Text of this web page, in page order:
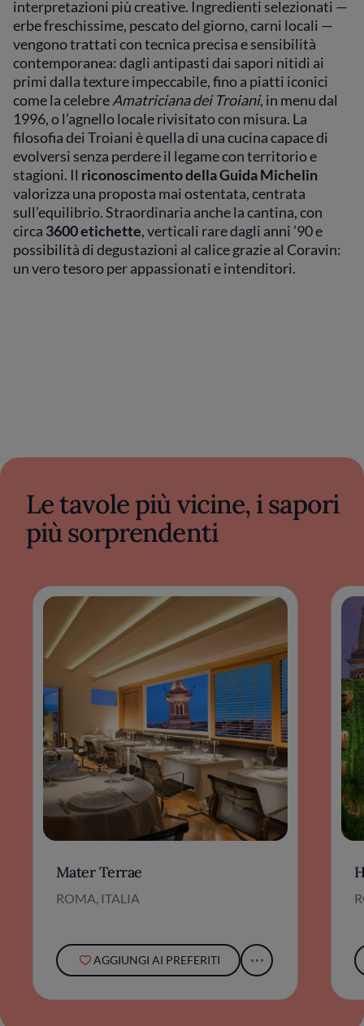
interpretazioni più creative. Ingredienti selezionati —
erbe freschissime, pescato del giorno, carni locali —
vengono trattati con tecnica precisa e sensibilità
contemporanea: dagli antipasti dai sapori nitidi ai
primi dalla texture impeccabile, fino a piatti iconici
come la celebreAmatriciana dei Troiani, in menu dal
1996, o l’agnello locale rivisitato con misura. La
filosofia dei Troiani è quella di una cucina capace di
evolversi senza perdere il legame con territorio e
stagioni. Il riconoscimento della Guida Michelin
valorizza una proposta mai ostentata, centrata
sull’equilibrio. Straordinaria anche la cantina, con
circa 3600 etichette, verticali rare dagli anni ’90 e
possibilità di degustazioni al calice grazie al Coravin:
un vero tesoro per appassionati e intenditori.
Le tavole più vicine, i sapori
più sorprendenti
Mater Terrae
ROMA, ITALIA
AGGIUNGI AI PREFERITI